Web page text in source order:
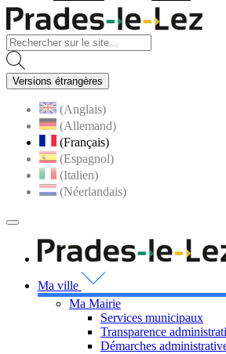
Versions étrangères
(Anglais)
(Allemand)
(Français)
(Espagnol)
(Italien)
(Néerlandais)
MENU
PRINCIPAL
Ma ville
Ma Mairie
Services municipaux
Transparence
Démarches